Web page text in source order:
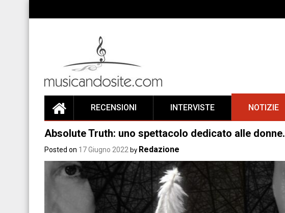
RECENSIONI INTERVISTE NOTIZIE
Absolute Truth: uno spettacolo dedicato alle donne.
Posted on 17 Giugno 2022 by Redazione